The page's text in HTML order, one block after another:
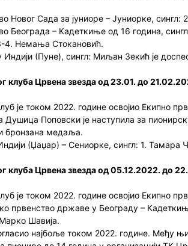
Новог Сада за јуниоре – Јуниорке,
Београда – Кадеткиње од 16 година,
4. Немања Стокановић.
Индији (Пуне), сингл: Миљан Зекић је
клуба Црвена звезда од 23.01. до
је током 2022. године освојио Екипно
Душица Поповски је наступила за
бронзана медаља.
(Џаџар) – Сениорке, сингл: 1. Тамара
клуба Црвена звезда од 05.12.2022. до
је током 2022. године освојио Екипно
првенство државе у Београду –
Шавија.
најбоље током 2022. године. Међу